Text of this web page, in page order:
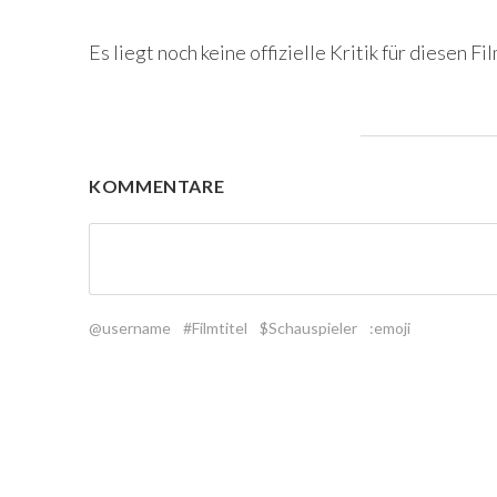
Es liegt noch keine offizielle Kritik für diesen
KOMMENTARE
@username #Filmtitel $Schauspieler :emoji